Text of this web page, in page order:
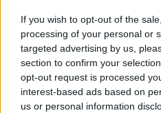
If you wish to opt-out of the
processing of your personal or
targeted advertising by us,
section to confirm your
opt-out request is processed
interest-based ads based on
us or personal information
közben kikerült a
Egy éve Budapestenmég
keretben. Mindenesetre
előbb-utóbb ismét lépnie
dolog nincs jól így.